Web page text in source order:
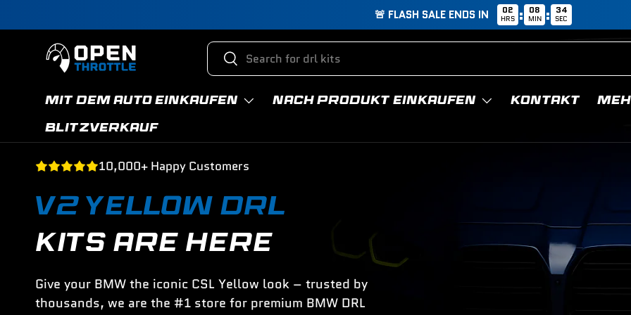
🚨 FLASH SALE ENDS IN 02
HRS : 08
MIN : 33
SEC
Suchen
Suchen
MIT DEM AUTO EINKAUFEN NACH PRODUKT EINKAUFEN KONTAKT
BLITZVERKAUF
10,000+ Happy Customers
V2 YELLOW DRL
KITS ARE HERE
Give your BMW the iconic CSL Yellow look – trusted by
thousands, we are the #1 store for premium BMW DRL